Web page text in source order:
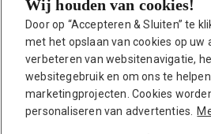
Toy van de maand
Vraag ’t onze seksuoloog
Interessante links
Seksuologen in Nederland
Erotisch verhaal insturen
Wij houden van cookies!
Door op “Accepteren & Sluiten” te
met het opslaan van cookies op uw
verbeteren van websitenavigatie,
websitegebruik en om ons te
marketingprojecten. Cookies
personaliseren van advertenties.